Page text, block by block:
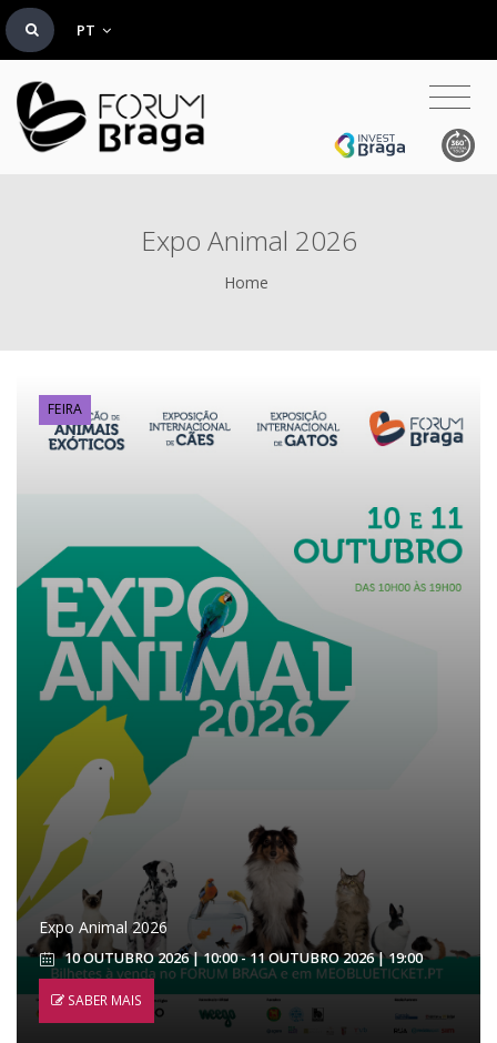
PT
Expo Animal 2026
Home
FEIRA
Expo Animal 2026
10 OUTUBRO 2026 | 10:00 - 11 OUTUBRO 2026 | 19:00
SABER MAIS